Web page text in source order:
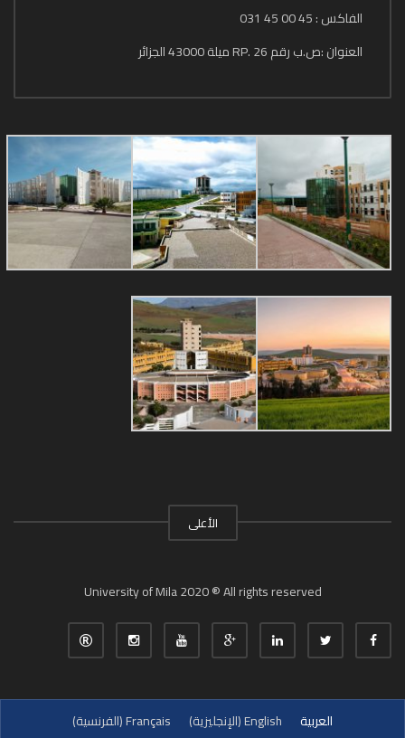
الفاكس : 45 00 45 031
العنوان :ص.ب رقم 26 .RP ميلة 43000 الجزائر
الأعلى
University of Mila 2020 ® All rights reserved
العربية English
(الإنجليزية)
Français
(الفرنسية)